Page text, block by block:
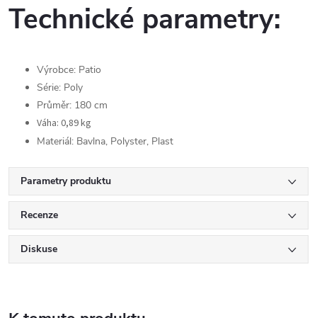
Technické parametry:
Výrobce: Patio
Série: Poly
Průměr: 180 cm
Váha: 0,89kg
Materiál: Bavlna, Polyster, Plast
Parametry produktu
Recenze
Diskuse